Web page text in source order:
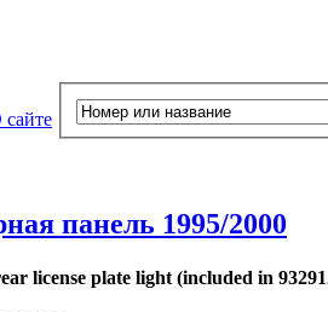
панель 1995/2000
license plate light (included in